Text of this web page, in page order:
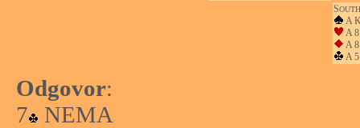
SOUTH
A
A
A
A
Odgovor:
7
NEMA